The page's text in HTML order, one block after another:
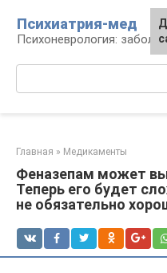
контенту
Психиатрия-мед
Психоневрология:
Главная » Медикаменты
Феназепам может
Теперь его будет
не обязательно